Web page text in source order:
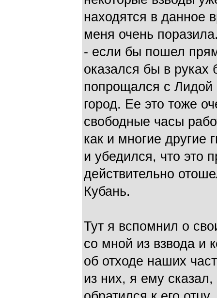
находятся в данное
меня очень
- если бы пошел
оказался бы в
попрощался с Лидой
город. Ее это тоже
свободные часы
как и многие другие
и убедился, что это
действительно
Кубань.
Тут я вспомнил о
со мной из взвода и
об отходе наших
из них, я ему